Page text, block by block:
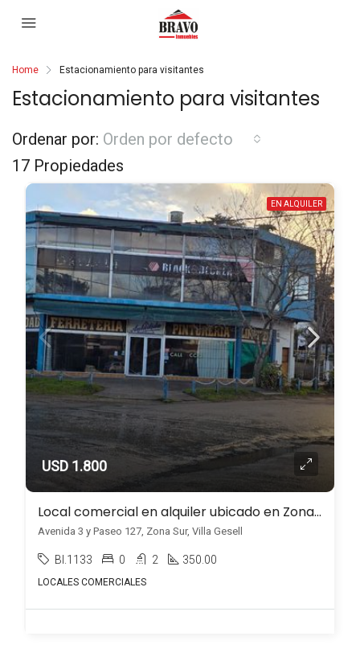
Home Estacionamiento para visitantes
Estacionamiento para visitantes
17 Propiedades
Ordenar por: Orden por defecto
EN ALQUILER
USD 1.800
Local comercial en alquiler ubicado en Zona Sur
Avenida 3 y Paseo 127, Zona Sur, Villa Gesell
BI.1133 0 2 350.00
LOCALES COMERCIALES